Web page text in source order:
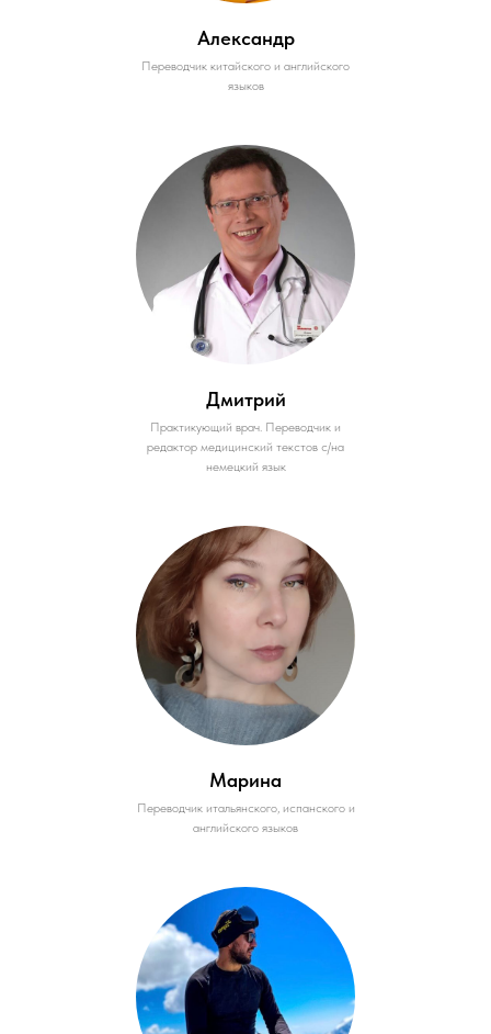
Александр
Переводчик китайского и английского
языков
Дмитрий
Практикующий врач. Переводчик и
редактор медицинский текстов с/на
немецкий язык
Марина
Переводчик итальянского, испанского и
английского языков